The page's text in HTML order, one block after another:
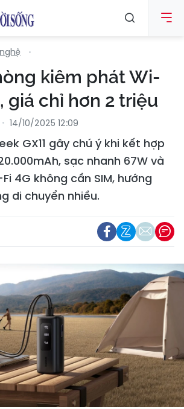
kiêm phát Wi-
giá chỉ hơn 2 triệu
14/10/2025 12:09
GX11 gây chú ý khi kết hợp
sạc nhanh 67W và
4G không cần SIM, hướng
di chuyển nhiều.